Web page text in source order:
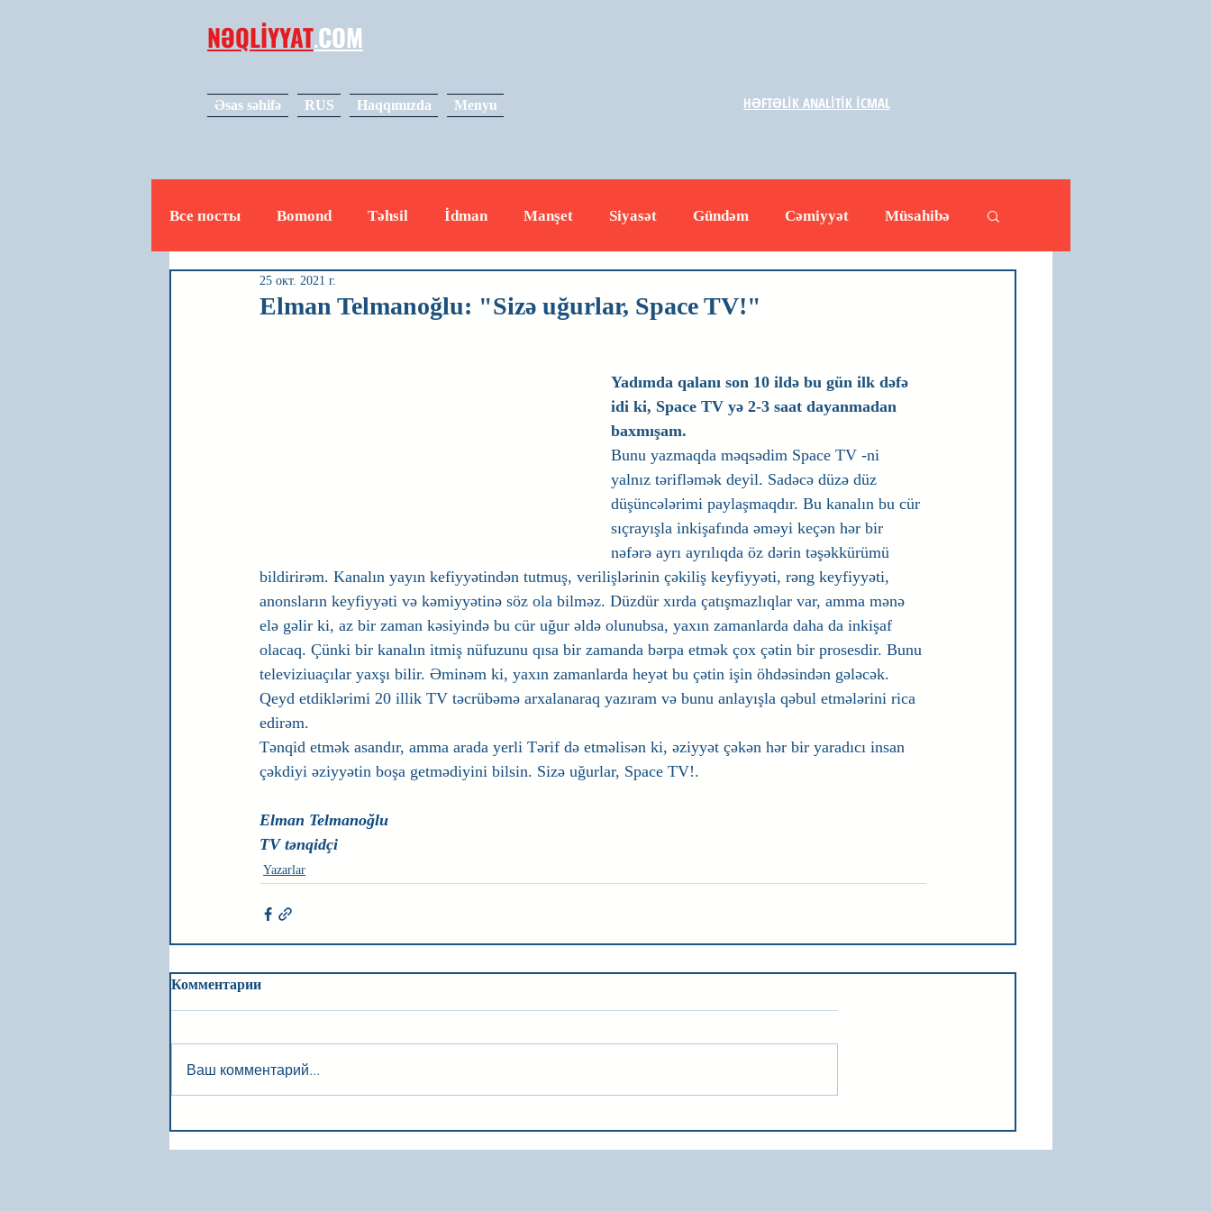
NƏQLİYYAT.COM
Əsas səhifə RUS Haqqımızda Menyu
Все посты Bomond Təhsil İdman Manşet Siyasət Gündəm Cəmiyyət Müsahibə
Video
Elman Telmanoğlu: "Sizə uğurlar, Space TV!"
25 окт. 2021 г.
Yadımda qalanı son 10 ildə bu gün ilk dəfə
idi ki, Space TV yə 2-3 saat dayanmadan
baxmışam.
Bunu yazmaqda məqsədim Space TV -ni
yalnız tərifləmək deyil. Sadəcə düzə düz
düşüncələrimi paylaşmaqdır. Bu kanalın bu cür
sıçrayışla inkişafında əməyi keçən hər bir
nəfərə ayrı ayrılıqda öz dərin təşəkkürümü
bildirirəm. Kanalın yayın kefiyyətindən tutmuş, verilişlərinin çəkiliş keyfiyyəti, rəng keyfiyyəti,
anonsların keyfiyyəti və kəmiyyətinə söz ola bilməz. Düzdür xırda çatışmazlıqlar var, amma mənə
elə gəlir ki, az bir zaman kəsiyində bu cür uğur əldə olunubsa, yaxın zamanlarda daha da inkişaf
olacaq. Çünki bir kanalın itmiş nüfuzunu qısa bir zamanda bərpa etmək çox çətin bir prosesdir. Bunu
televiziuaçılar yaxşı bilir. Əminəm ki, yaxın zamanlarda heyət bu çətin işin öhdəsindən gələcək.
Qeyd etdiklərimi 20 illik TV təcrübəmə arxalanaraq yazıram və bunu anlayışla qəbul etmələrini rica
edirəm.
Tənqid etmək asandır, amma arada yerli Tərif də etməlisən ki, əziyyət çəkən hər bir yaradıcı insan
çəkdiyi əziyyətin boşa getmədiyini bilsin. Sizə uğurlar, Space TV!.
Elman Telmanoğlu
TV tənqidçi
Yazarlar
Комментарии
Ваш комментарий...
HƏFTƏLİK ANALİTİK İCMAL